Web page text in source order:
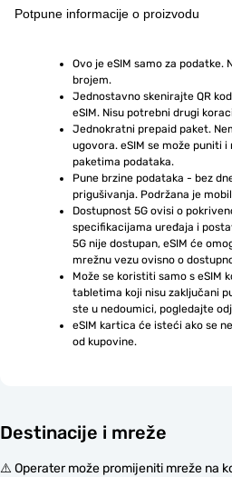
Potpune informacije o proizvodu
Ovo je eSIM samo za podatke.
brojem.
Jednostavno skenirajte QR
eSIM. Nisu potrebni drugi
Jednokratni prepaid paket.
ugovora. eSIM se može puniti
paketima podataka.
Pune brzine podataka - bez
prigušivanja. Podržana je
Dostupnost 5G ovisi o
specifikacijama uređaja i
5G nije dostupan, eSIM će
mrežnu vezu ovisno o
Može se koristiti samo s eSIM
tabletima koji nisu zaključani
ste u nedoumici, pogledajte
eSIM kartica će isteći ako se
od kupovine.
Destinacije i mreže
⚠️ Operater može promijeniti mreže na